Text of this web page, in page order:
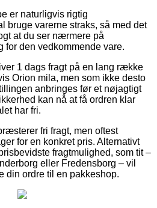
er naturligvis rigtig
bruge varerne straks, så med det
at du ser nærmere på
for den vedkommende vare.
1 dags fragt på en lang række
Orion mila, men som ikke desto
anbringes før et nøjagtigt
kan nå at få ordren klar
har fri.
fri fragt, men oftest
for en konkret pris. Alternativt
fragtmulighed, som tit –
eller Fredensborg – vil
din ordre til en pakkeshop.